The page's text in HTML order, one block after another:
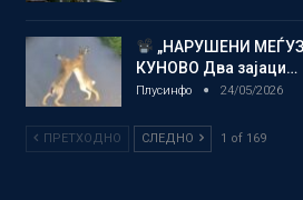
„НАРУШЕНИ
КУНОВО Два зајаци…
Плусинфо 24/05/2026
ПРЕТХОДНО СЛЕДНО 1 of 169